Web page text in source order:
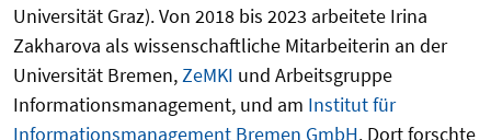
Universität Graz). Von 2018 bis 2023 arbeitete Irina
Zakharova als wissenschaftliche Mitarbeiterin an der
Universität Bremen,ZeMKI und Arbeitsgruppe
Informationsmanagement, und am Institut für
Informationsmanagement Bremen GmbH. Dort forschte